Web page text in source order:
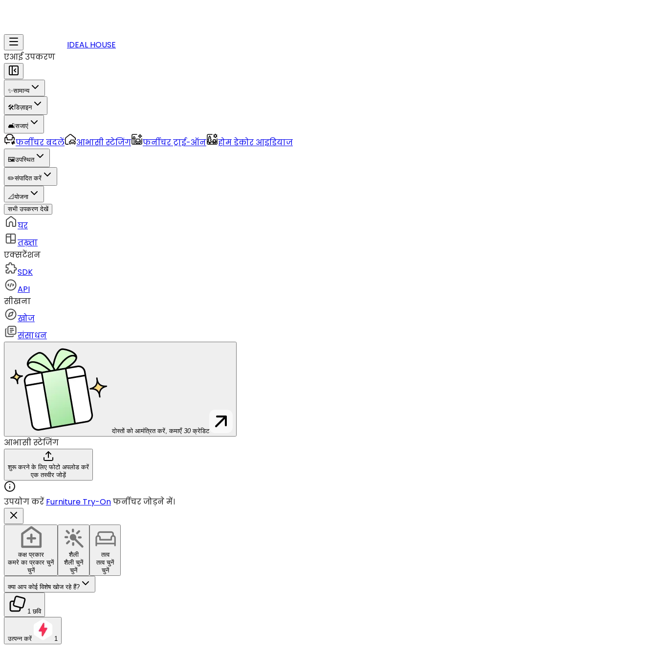
IDEAL HOUSE
एआई उपकरण
✨सामान्य
🛠️डिज़ाइन
🛋️सजाएं
फर्नीचर बदलें आभासी स्टेजिंग फर्नीचर ट्राई-ऑन होम डेकोर आइडियाज
🖼️उपस्थित
✏️संपादित करें
📐योजना
सभी उपकरण देखें
घर
तख़्ता
एक्सटेंशन
SDK
API
सीखना
खोज
संसाधन
दोस्तों को आमंत्रित करें, कमाएँ 30 क्रेडिट
आभासी स्टेजिंग
शुरू करने के लिए फोटो अपलोड करें
एक तस्वीर जोड़ें
उपयोग करें Furniture Try-Onफर्नीचर जोड़ने में।
कक्ष प्रकार
कमरे का प्रकार चुनें
चुनें
शैली
शैली चुनें
चुनें
तत्व
तत्व चुनें
चुनें
क्या आप कोई विशेष खोज रहे हैं?
1 छवि
उत्पन्न करें 1